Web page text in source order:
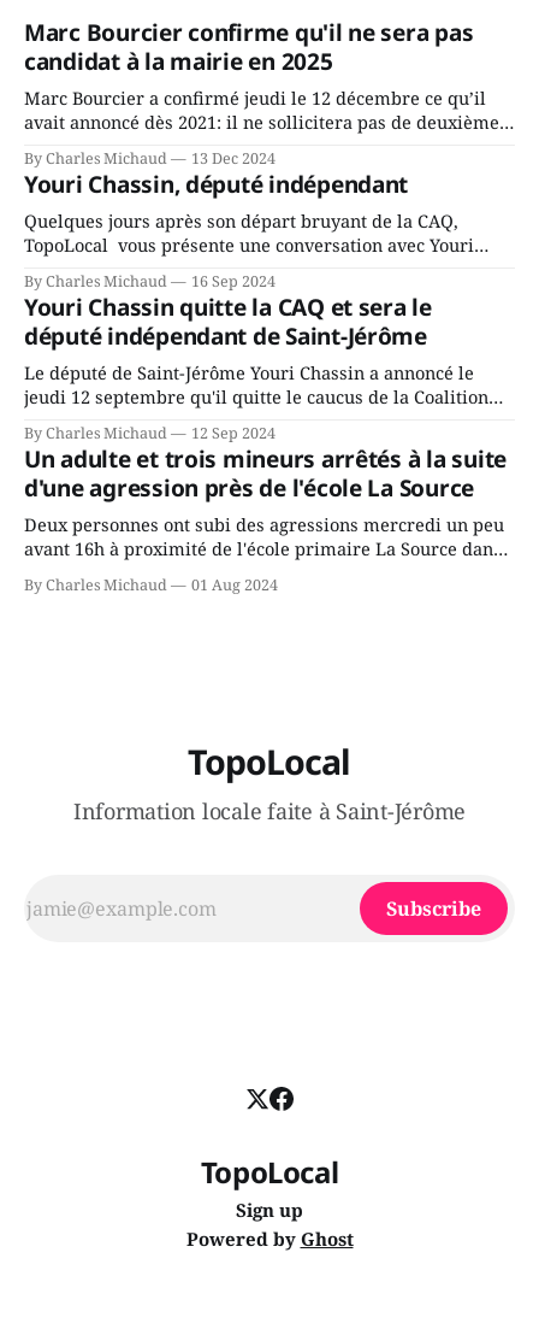
Marc Bourcier confirme qu'il ne sera pas
candidat à la mairie en 2025
Marc Bourcier a confirmé jeudi le 12 décembre ce qu’il
avait annoncé dès 2021: il ne sollicitera pas de deuxième
mandat à titre de maire de Saint-Jérôme. Bourcier en a
fait l’annonce en s’adressant aux employés de la ville,
rassemblés en soirée pour leur traditionnel souper
By Charles Michaud 13 Dec 2024
Youri Chassin, député indépendant
Quelques jours après son départ bruyant de la CAQ,
TopoLocal vous présente une conversation avec Youri
Chassin. Nous avons causé de sa décision. Y songeait-il
depuis longtemps? Sera-t-il candidat indépendant dans 2
ans? Joindrait-il un autre parti, par exemple les
conservateurs d’Éric Duhaime? Que lui
By Charles Michaud 16 Sep 2024
Youri Chassin quitte la CAQ et sera le
député indépendant de Saint-Jérôme
Le député de Saint-Jérôme Youri Chassin a annoncé le
jeudi 12 septembre qu'il quitte le caucus de la Coalition
Avenir Québec de François Legault parce qu'il est déçu du
gouvernement de la CAQ, surtout de son incapacité, qu'il
juge chronique, à offrir des
By Charles Michaud 12 Sep 2024
Un adulte et trois mineurs arrêtés à la suite
d'une agression près de l'école La Source
Deux personnes ont subi des agressions mercredi un peu
avant 16h à proximité de l'école primaire La Source dans
le secteur Bellefeuille de Saint-Jérôme. L'une de deux
victimes aurait été écrasée sous un véhicule et aspergée
By Charles Michaud 01 Aug 2024
TopoLocal
Information locale faite à Saint-Jérôme
Subscribe
TopoLocal
Sign up
Powered by Ghost